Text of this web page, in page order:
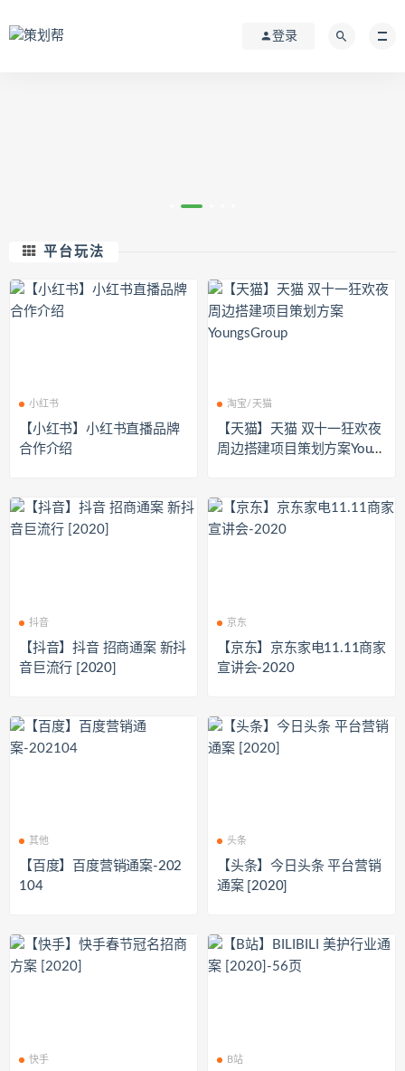
登录
平台玩法
小红书
【小红书】小红书直播品牌
合作介绍
淘宝/天猫
【天猫】天猫 双十一狂欢夜
周边搭建项目策划方案Young
抖音
【抖音】抖音 招商通案 新抖
音巨流行 [2020]
京东
【京东】京东家电11.11商家
宣讲会-2020
其他
【百度】百度营销通案-202
104
头条
【头条】今日头条 平台营销
通案 [2020]
快手 B站